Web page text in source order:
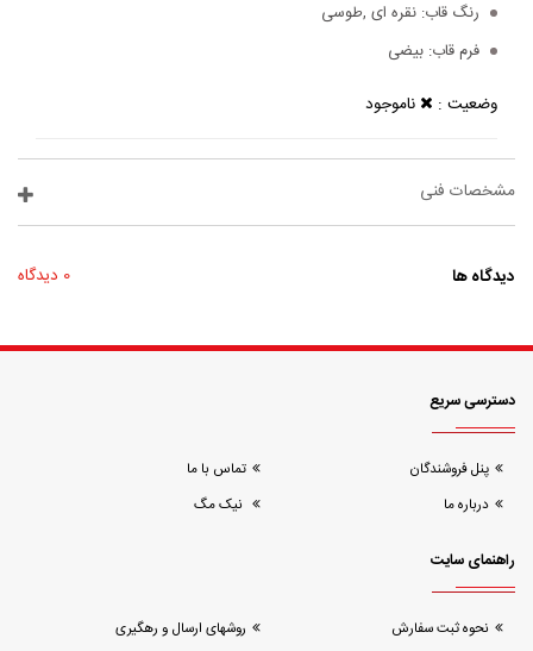
رنگ قاب: نقره ای ,طوسی
فرم قاب: بیضی
وضعیت : ناموجود
مشخصات فنی
دیدگاه ها 0 دیدگاه
دسترسی سریع
پنل فروشندگان
تماس با ما
درباره ما
نیک مگ
راهنمای سایت
نحوه ثبت سفارش
روشهای ارسال و رهگیری